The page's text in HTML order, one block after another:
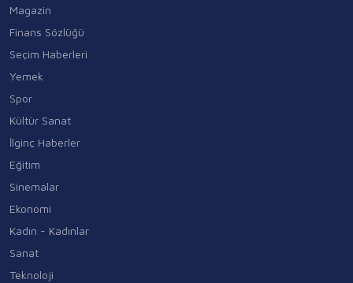
Magazin
Finans Sözlüğü
Seçim Haberleri
Yemek
Spor
Kültür Sanat
İlginç Haberler
Eğitim
Sinemalar
Ekonomi
Kadın - Kadınlar
Sanat
Teknoloji